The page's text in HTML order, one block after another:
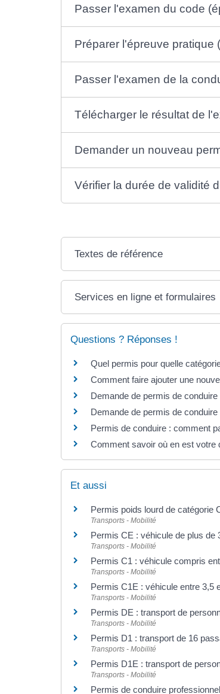
Passer l'examen du code
Préparer l'épreuve pratique
Passer l'examen de la
Télécharger le résultat de
Demander un nouveau
Vérifier la durée de validité
Textes de référence
Services en ligne et formulaires
Questions ? Réponses !
Quel permis pour quelle
Comment faire ajouter une
Demande de permis de
Demande de permis de
Permis de conduire : comment
Comment savoir où en est votre
Et aussi
Permis poids lourd de catégorie
Transports - Mobilité
Permis CE : véhicule de plus de
Transports - Mobilité
Permis C1 : véhicule compris
Transports - Mobilité
Permis C1E : véhicule entre 3,5
Transports - Mobilité
Permis DE : transport de
Transports - Mobilité
Permis D1 : transport de 16
Transports - Mobilité
Permis D1E : transport de
Transports - Mobilité
Permis de conduire